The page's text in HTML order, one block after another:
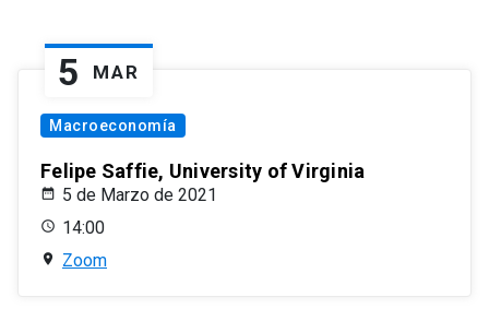
5 MAR
Macroeconomía
Felipe Saffie, University of Virginia
5 de Marzo de 2021
14:00
Zoom